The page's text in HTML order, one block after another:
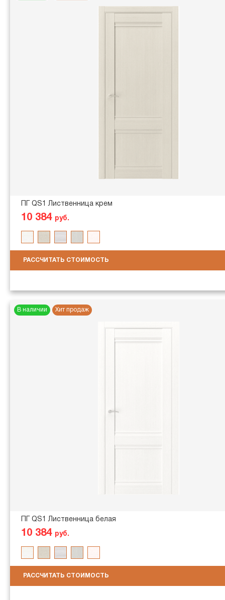
ПГ QS1 Лиственница крем
10 384 руб.
РАССЧИТАТЬ СТОИМОСТЬ
В наличии Хит продаж
ПГ QS1 Лиственница белая
10 384 руб.
РАССЧИТАТЬ СТОИМОСТЬ